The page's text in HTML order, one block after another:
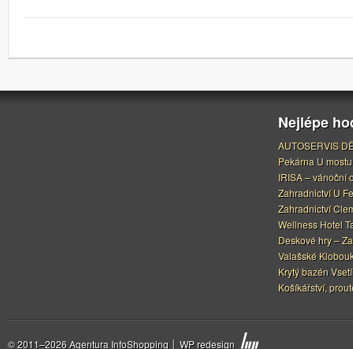
Nejlépe
AUTOSERVIS
Pekárna U mostu
IRISA – vánoční
Zahradnictví U
Zahradnictví
Wellness Hotel
Deskové hry –
Valašské
Krytý bazén
Košíkářství,
© 2011–2026 Agentura InfoShopping │ WPredesign